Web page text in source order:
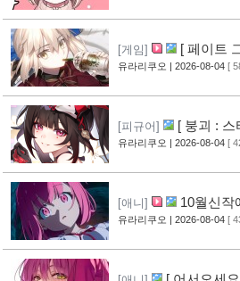
[게임]
[ 페이트
영상 공개
[8]
유라리쿠오 | 2026-08-04 [
[피규어]
[ 붕괴 : 스
어 공개
[5]
유라리쿠오 | 2026-08-04 [
[애니]
10월신작
영상 공개
[6]
유라리쿠오 | 2026-08-04 [